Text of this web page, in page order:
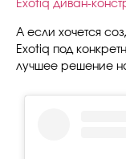
Exotiq диван-
А если хочется
Exotiq под
лучшее решение